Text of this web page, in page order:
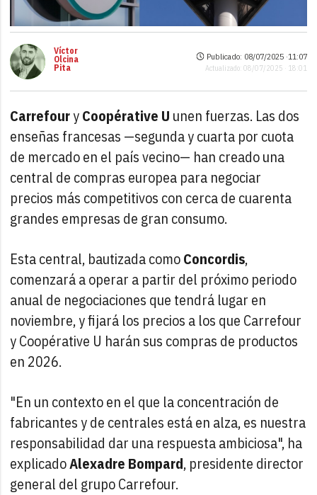
Víctor
Olcina
Pita
Publicado: 08/07/2025 ·11:07
Actualizado: 08/07/2025 · 18:01
CarrefouryCoopérative U unen fuerzas. Las dos
enseñas francesas —segunda y cuarta por cuota
de mercado en el país vecino— han creado una
central de compras europea para negociar
precios más competitivos con cerca de cuarenta
grandes empresas de gran consumo.
Esta central, bautizada comoConcordis,
comenzará a operar a partir del próximo periodo
anual de negociaciones que tendrá lugar en
noviembre, y fijará los precios a los que Carrefour
y Coopérative U harán sus compras de productos
en 2026.
"En un contexto en el que la concentración de
fabricantes y de centrales está en alza, es nuestra
responsabilidad dar una respuesta ambiciosa", ha
explicadoAlexadre Bompard, presidente director
general del grupo Carrefour.